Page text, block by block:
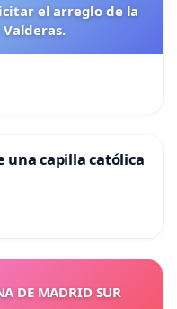
el arreglo de la
una capilla católica
DE MADRID SUR